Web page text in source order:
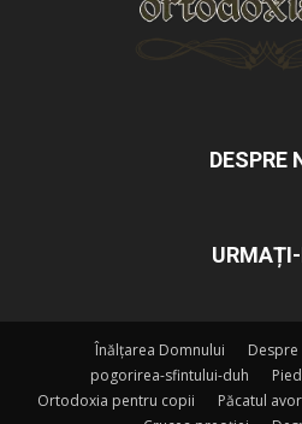
DESPRE
Înălțarea Domnului
pogorirea-sfintului-duh
Ortodoxia pentru copii
Păcatul